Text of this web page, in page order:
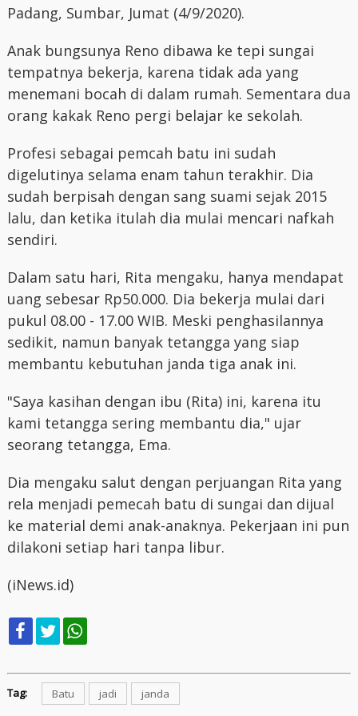
Padang, Sumbar, Jumat (4/9/2020).
Anak bungsunya Reno dibawa ke tepi sungai
tempatnya bekerja, karena tidak ada yang
menemani bocah di dalam rumah. Sementara dua
orang kakak Reno pergi belajar ke sekolah.
Profesi sebagai pemcah batu ini sudah
digelutinya selama enam tahun terakhir. Dia
sudah berpisah dengan sang suami sejak 2015
lalu, dan ketika itulah dia mulai mencari nafkah
sendiri.
Dalam satu hari, Rita mengaku, hanya mendapat
uang sebesar Rp50.000. Dia bekerja mulai dari
pukul 08.00 - 17.00 WIB. Meski penghasilannya
sedikit, namun banyak tetangga yang siap
membantu kebutuhan janda tiga anak ini.
"Saya kasihan dengan ibu (Rita) ini, karena itu
kami tetangga sering membantu dia," ujar
seorang tetangga, Ema.
Dia mengaku salut dengan perjuangan Rita yang
rela menjadi pemecah batu di sungai dan dijual
ke material demi anak-anaknya. Pekerjaan ini pun
dilakoni setiap hari tanpa libur.
(iNews.id)
Tag: Batu jadi janda